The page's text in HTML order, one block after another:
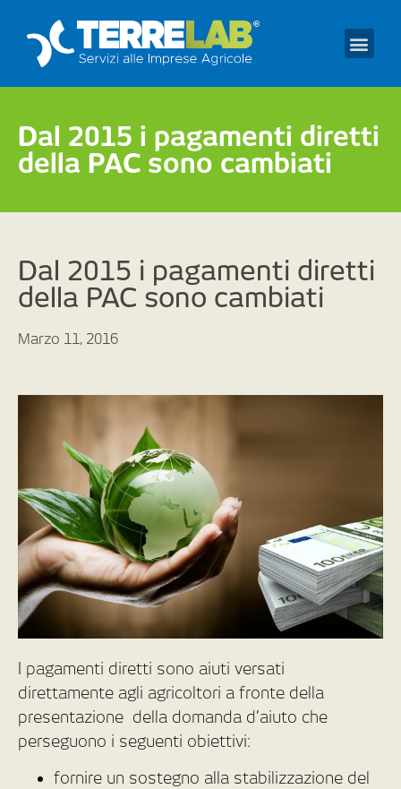
Dal 2015 i pagamenti diretti
della PAC sono cambiati
Dal 2015 i pagamenti diretti
della PAC sono cambiati
Marzo 11, 2016
I pagamenti diretti sono aiuti versati
direttamente agli agricoltori a fronte della
presentazione della domanda d’aiuto che
perseguono i seguenti obiettivi:
fornire un sostegno alla stabilizzazione del